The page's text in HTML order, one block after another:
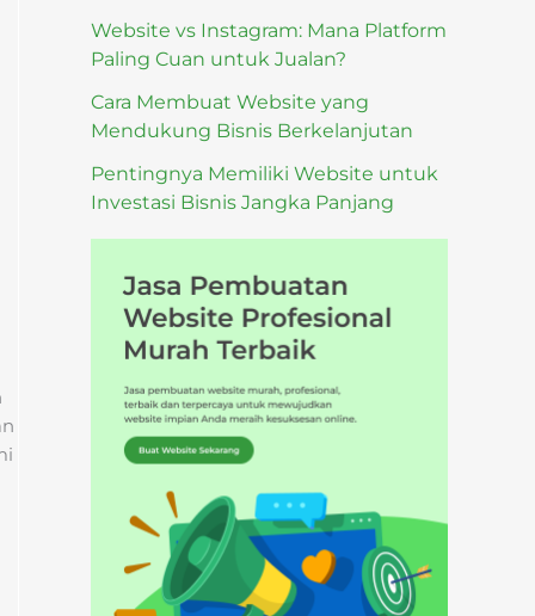
Website vs Instagram: Mana Platform
Paling Cuan untuk Jualan?
Cara Membuat Website yang
Mendukung Bisnis Berkelanjutan
Pentingnya Memiliki Website untuk
Investasi Bisnis Jangka Panjang